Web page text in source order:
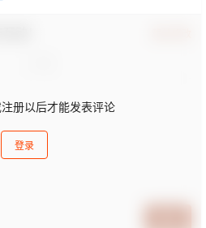
册以后才能发表评论
登录